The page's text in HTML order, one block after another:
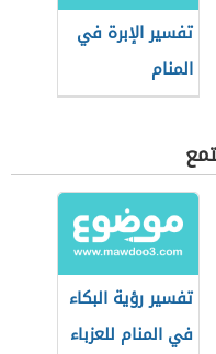
تفسير الإبرة في
المنام
تفسير رؤية البكاء
في المنام للعزباء